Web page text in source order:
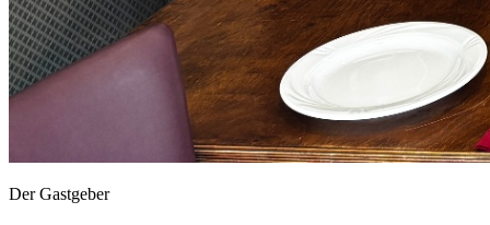
Der Gastgeber